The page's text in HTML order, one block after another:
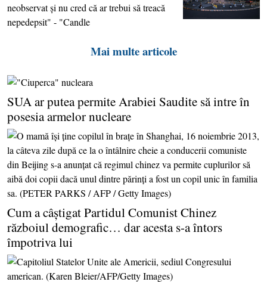
neobservat şi nu cred că ar trebui să treacă
nepedepsit" - "Candle
Mai multe articole
SUA ar putea permite Arabiei Saudite să intre în
posesia armelor nucleare
Cum a câştigat Partidul Comunist Chinez
războiul demografic… dar acesta s-a întors
împotriva lui